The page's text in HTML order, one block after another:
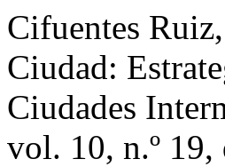
Cifuentes
Ciudad:
Ciudades
vol. 10, n.º